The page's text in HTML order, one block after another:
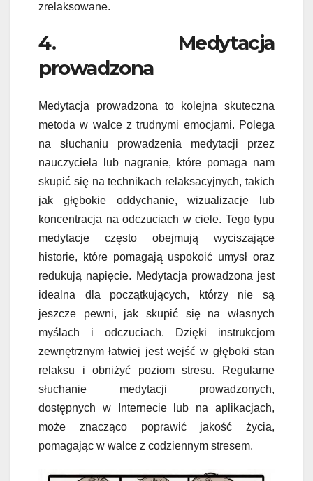
zrelaksowane.
4. Medytacja
prowadzona
Medytacja prowadzona to kolejna skuteczna
metoda w walce z trudnymi emocjami. Polega
na słuchaniu prowadzenia medytacji przez
nauczyciela lub nagranie, które pomaga nam
skupić się na technikach relaksacyjnych, takich
jak głębokie oddychanie, wizualizacje lub
koncentracja na odczuciach w ciele. Tego typu
medytacje często obejmują wyciszające
historie, które pomagają uspokoić umysł oraz
redukują napięcie. Medytacja prowadzona jest
idealna dla początkujących, którzy nie są
jeszcze pewni, jak skupić się na własnych
myślach i odczuciach. Dzięki instrukcjom
zewnętrznym łatwiej jest wejść w głęboki stan
relaksu i obniżyć poziom stresu. Regularne
słuchanie medytacji prowadzonych,
dostępnych w Internecie lub na aplikacjach,
może znacząco poprawić jakość życia,
pomagając w walce z codziennym stresem.